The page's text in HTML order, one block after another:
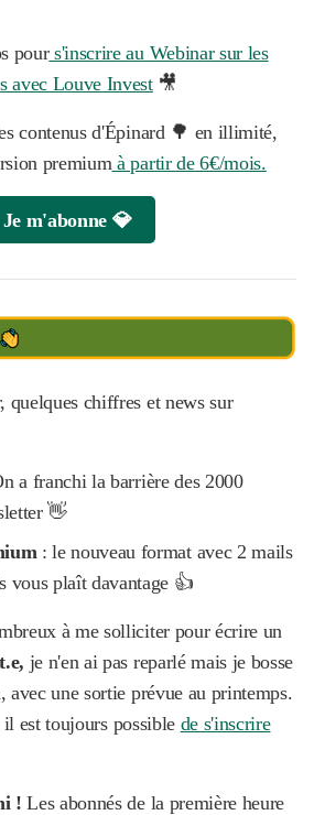
pours'inscrire au Webinar sur les
avec Louve Invest🎥
contenus d'Épinard 🌳 en illimité,
premiumà partir de 6€/mois.
Je m'abonne 💎
quelques chiffres et news sur
a franchi la barrière des 2000
👋
: le nouveau format avec 2 mails
vous plaît davantage 👍
à me solliciter pour écrire un
je n'en ai pas reparlé mais je bosse
avec une sortie prévue au printemps.
est toujours possible de s'inscrire
! Les abonnés de la première heure